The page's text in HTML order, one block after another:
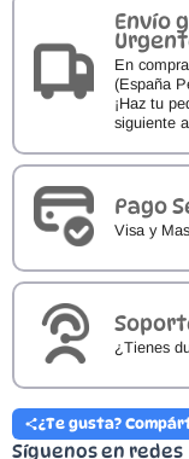
Envío
En
(España
¡Haz tu
siguiente
Pago
Visa y
¿Tienes
¿Te gusta?
Síguenos en redes